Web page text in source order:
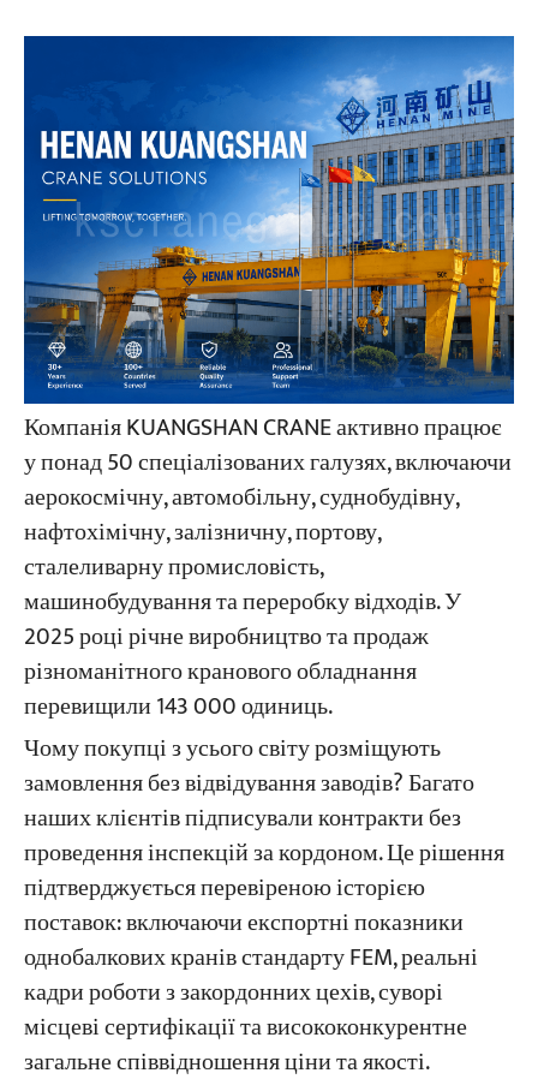
Компанія KUANGSHAN CRANE активно працює
у понад 50 спеціалізованих галузях, включаючи
аерокосмічну, автомобільну, суднобудівну,
нафтохімічну, залізничну, портову,
сталеливарну промисловість,
машинобудування та переробку відходів. У
2025 році річне виробництво та продаж
різноманітного кранового обладнання
перевищили 143 000 одиниць.
Чому покупці з усього світу розміщують
замовлення без відвідування заводів? Багато
наших клієнтів підписували контракти без
проведення інспекцій за кордоном. Це рішення
підтверджується перевіреною історією
поставок: включаючи експортні показники
однобалкових кранів стандарту FEM, реальні
кадри роботи з закордонних цехів, суворі
місцеві сертифікації та висококонкурентне
загальне співвідношення ціни та якості.